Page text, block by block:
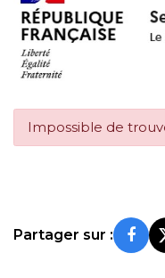
Impossible de
Partager sur :